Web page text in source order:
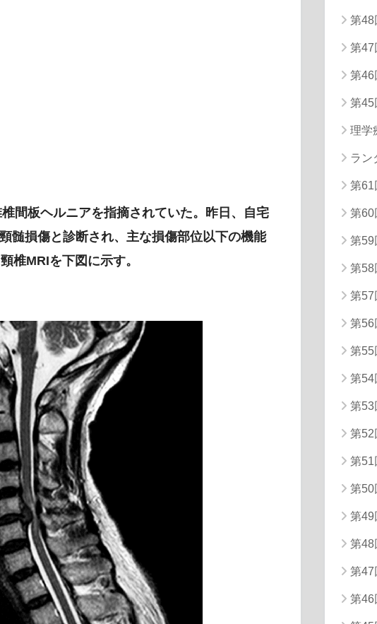
立期）
間板ヘルニアを指摘されていた。昨日、自宅
髄損傷と診断され、主な損傷部位以下の機能
椎MRIを下図に示す。
第48
第47
第46
第45
理学
ラン
第61
第60
第59
第58
第57
第56
第55
第54
第53
第52
第51
第50
第49
第48
第47
第46